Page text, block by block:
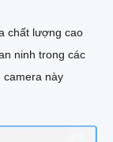
chất lượng cao
ninh trong các